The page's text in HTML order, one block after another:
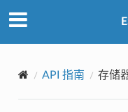
API 指南 存储